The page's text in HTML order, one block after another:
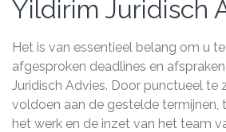
Yildirim Juridisch
Het is van essentieel belang om u
afgesproken deadlines en
Juridisch Advies. Door punctueel te
voldoen aan de gestelde
het werk en de inzet van het team